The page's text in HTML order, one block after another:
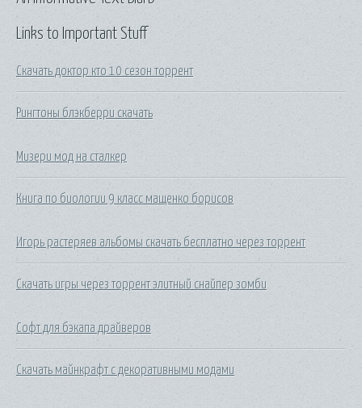
Links to Important Stuff
Скачать доктор кто 10 сезон торрент
Рингтоны блэкберри скачать
Мизери мод на сталкер
Книга по биологии 9 класс мащенко борисов
Игорь растеряев альбомы скачать бесплатно через торрент
Скачать игры через торрент элитный снайпер зомби
Софт для бэкапа драйверов
Скачать майнкрафт с декоративными модами